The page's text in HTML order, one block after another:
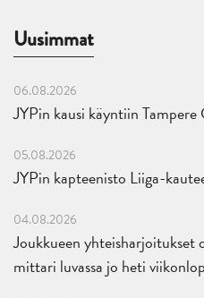
Uusimmat
06.08.2026
JYPin kausi käyntiin Tampere
05.08.2026
JYPin kapteenisto Liiga-
04.08.2026
Joukkueen yhteisharjoitukset
mittari luvassa jo heti